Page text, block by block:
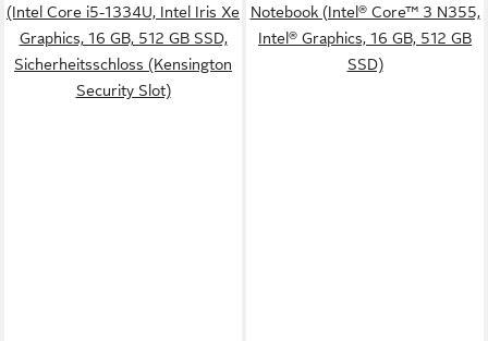
(Intel Core i5-1334U, Intel Iris Xe
Graphics, 16 GB, 512 GB SSD,
Sicherheitsschloss (Kensington
Security Slot)
Notebook (Intel® Core™ 3 N355,
Intel® Graphics, 16 GB, 512 GB
SSD)